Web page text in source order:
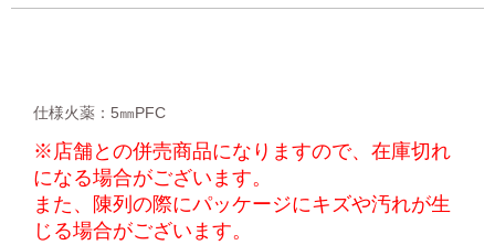
仕様火薬：5㎜PFC
※店舗との併売商品になりますので、在庫切れ
になる場合がございます。
また、陳列の際にパッケージにキズや汚れが生
じる場合がございます。